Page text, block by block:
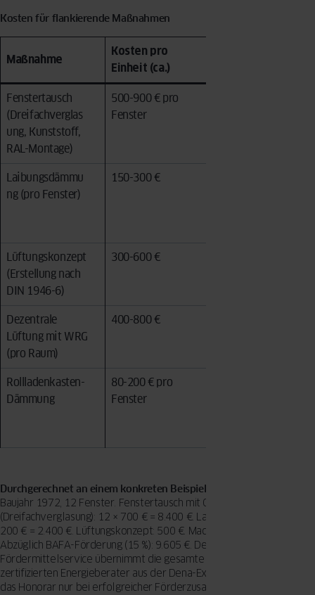
Kosten für flankierende Maßnahmen
Maßnahme
Kosten pro
Einheit (ca.)
Fenstertausch
(Dreifachverglas
ung, Kunststoff,
RAL-Montage)
500-900 € pro
Fenster
Laibungsdämmu
ng (pro Fenster)
150-300 €
Lüftungskonzept
(Erstellung nach
DIN 1946-6)
300-600 €
Dezentrale
Lüftung mit WRG
(pro Raum)
400-800 €
Rollladenkasten-
Dämmung
80-200 € pro
Fenster
Durchgerechnet an einem konkreten Beispiel:
Baujahr 1972, 12 Fenster. Fenstertausch mit OKNOPLAST PAVA
(Dreifachverglasung): 12 × 700 € = 8.400 €. Laibungsdämmung: 12 ×
200 € = 2.400 €. Lüftungskonzept: 500 €. Macht 11.300 € brutto.
Abzüglich BAFA-Förderung (15 %): 9.605 €. Der OKNOPLAST BAFA-
Fördermittelservice übernimmt die gesamte Abwicklung über einen
zertifizierten Energieberater aus der Dena-Expertenliste – Sie zahlen
das Honorar nur bei erfolgreicher Förderzusage.